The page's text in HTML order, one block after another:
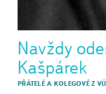
Navždy
Kašpárek
PŘÁTELÉ A KOLEGOVÉ Z